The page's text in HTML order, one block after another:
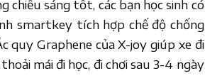
chiếu sáng tốt, các bạn học sinh có
smartkey tích hợp chế độ chống
quy Graphene của X-joy giúp xe đi
mái đi học, đi chơi sau 3-4 ngày